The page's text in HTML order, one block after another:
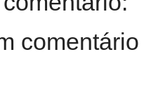
comentário